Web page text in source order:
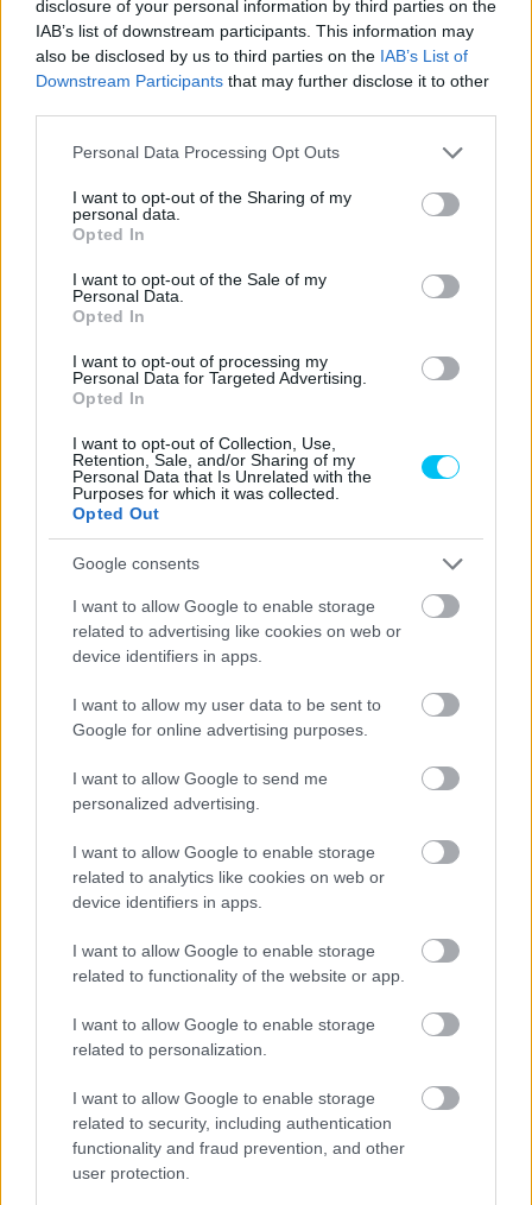
disclosure of your personal information by third parties on the
IAB’s list of downstream participants. This information may
also be disclosed by us to third parties on the IAB’s List of
Downstream Participants that may further disclose it to other
Please note that this website/app uses one or more Google
not limited to your visit or usage behaviour. You may click to
grant or deny consent to Google and its third-party tags to
use your data for below specified purposes in below Google
consent section.
Personal Data Processing Opt Outs
I want to opt-out of the Sharing of my
personal data.
Opted In
I want to opt-out of the Sale of my
Personal Data.
Opted In
I want to opt-out of processing my
Personal Data for Targeted Advertising.
Opted In
I want to opt-out of Collection, Use,
Retention, Sale, and/or Sharing of my
Personal Data that Is Unrelated with the
Purposes for which it was collected.
Opted Out
Google consents
I want to allow Google to enable storage
related to advertising like cookies on web or
device identifiers in apps.
I want to allow my user data to be sent to
Google for online advertising purposes.
I want to allow Google to send me
personalized advertising.
I want to allow Google to enable storage
related to analytics like cookies on web or
device identifiers in apps.
I want to allow Google to enable storage
related to functionality of the website or app.
I want to allow Google to enable storage
related to personalization.
I want to allow Google to enable storage
related to security, including authentication
functionality and fraud prevention, and other
user protection.
Sebők Máté